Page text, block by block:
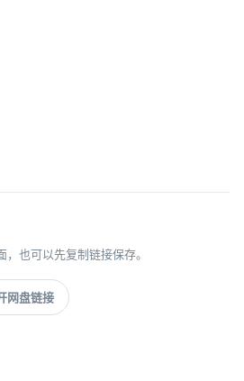
也可以先复制链接保存。
网盘链接